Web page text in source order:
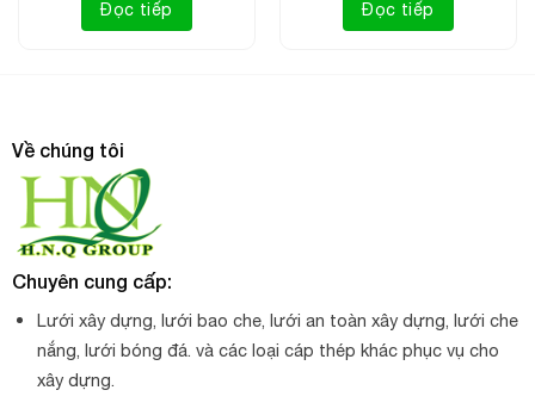
Sợi lưới được đan dạng vảy cá, độ đàn hồi cao
Trọng lượng:
Khổ lưới:2m x 100m, 3m x 50m, 4m x 50m.
hàng tại kho khổ 3mx50m va 2mx50m
Sản xuất tại nhà máy Nhật Bản.
Đọc tiếp Đọc tiếp
Về chúng tôi
Chuyên cung cấp:
Lưới xây dựng, lưới bao che, lưới an toàn xây dựng, lưới che
nắng, lưới bóng đá. và các loại cáp thép khác phục vụ cho
xây dựng.